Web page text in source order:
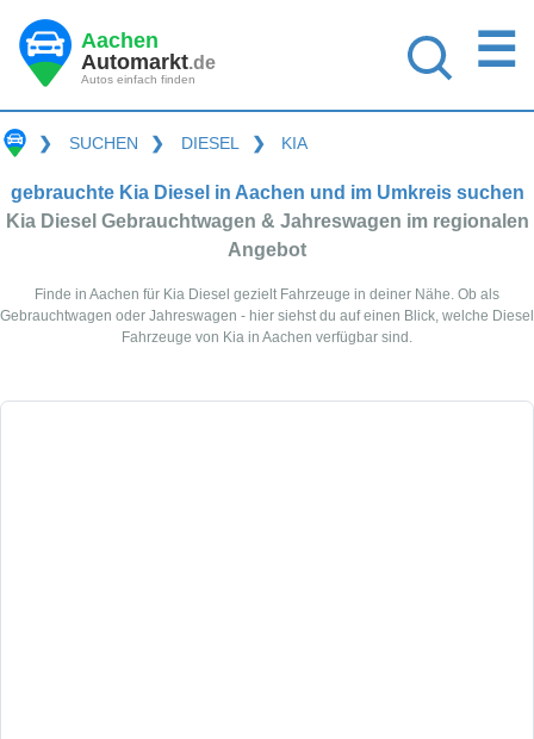
Aachen
Automarkt.de
Autos einfach finden
☰
❯ SUCHEN ❯ DIESEL ❯ KIA
gebrauchte Kia Diesel in Aachen und im Umkreis suchen
Kia Diesel Gebrauchtwagen & Jahreswagen im regionalen
Angebot
Finde in Aachen für Kia Diesel gezielt Fahrzeuge in deiner Nähe. Ob als
Gebrauchtwagen oder Jahreswagen - hier siehst du auf einen Blick, welche Diesel
Fahrzeuge von Kia in Aachen verfügbar sind.